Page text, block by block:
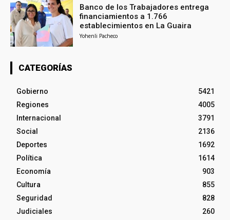
Banco de los Trabajadores entrega
financiamientos a 1.766
establecimientos en La Guaira
Yohenli Pacheco
CATEGORÍAS
Gobierno
5421
Regiones
4005
Internacional
3791
Social
2136
Deportes
1692
Política
1614
Economía
903
Cultura
855
Seguridad
828
Judiciales
260